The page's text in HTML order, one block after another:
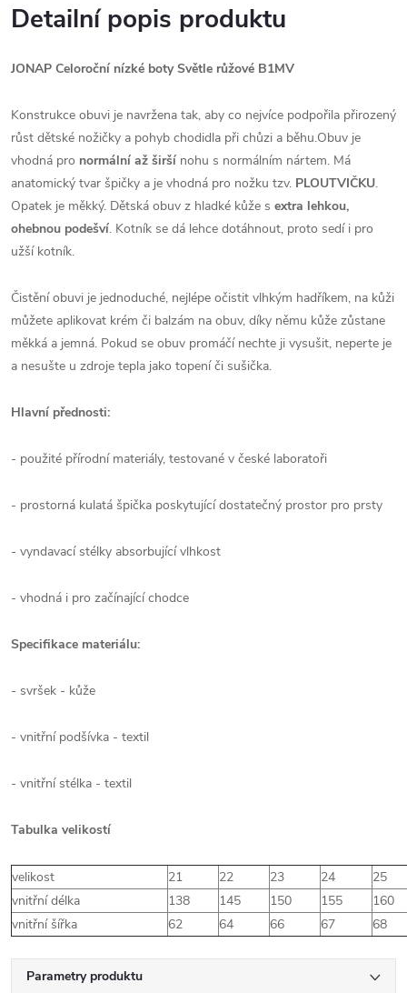
Detailní popis produktu
JONAP Celoroční nízké boty Světle růžové B1MV
Konstrukce obuvi je navržena tak, aby co nejvíce podpořila přirozený
růst dětské nožičky a pohyb chodidla při chůzi a běhu.Obuv je
vhodná pro normální až širší nohu s normálním nártem. Má
anatomický tvar špičky a je vhodná pro nožku tzv. PLOUTVIČKU.
Opatek je měkký. Dětská obuv z hladké kůže s extra lehkou,
ohebnou podešví. Kotník se dá lehce dotáhnout, proto sedí i pro
užší kotník.
Čistění obuvi je jednoduché, nejlépe očistit vlhkým hadříkem, na kůži
můžete aplikovat krém či balzám na obuv, díky němu kůže zůstane
měkká a jemná. Pokud se obuv promáčí nechte ji vysušit, neperte je
a nesušte u zdroje tepla jako topení či sušička.
Hlavní přednosti:
- použité přírodní materiály, testované v české laboratoři
- prostorná kulatá špička poskytující dostatečný prostor pro prsty
- vyndavací stélky absorbující vlhkost
- vhodná i pro začínající chodce
Specifikace materiálu:
- svršek - kůže
- vnitřní podšívka - textil
- vnitřní stélka - textil
Tabulka velikostí
velikost 21 22 23 24
25
vnitřní délka
138 145 150 155
160
vnitřní šířka
62 64 66 67 68
Parametry produktu